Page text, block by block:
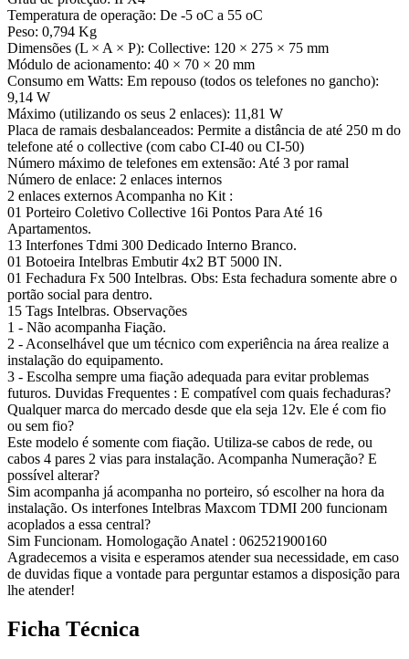
Temperatura de operação: De -5 oC a 55 oC
Peso: 0,794 Kg
Dimensões (L × A × P): Collective: 120 × 275 × 75 mm
Módulo de acionamento: 40 × 70 × 20 mm
Consumo em Watts: Em repouso (todos os telefones no gancho):
9,14 W
Máximo (utilizando os seus 2 enlaces): 11,81 W
Placa de ramais desbalanceados: Permite a distância de até 250 m do
telefone até o collective (com cabo CI-40 ou CI-50)
Número máximo de telefones em extensão: Até 3 por ramal
Número de enlace: 2 enlaces internos
2 enlaces externos Acompanha no Kit :
01 Porteiro Coletivo Collective 16i Pontos Para Até 16
Apartamentos.
13 Interfones Tdmi 300 Dedicado Interno Branco.
01 Botoeira Intelbras Embutir 4x2 BT 5000 IN.
01 Fechadura Fx 500 Intelbras. Obs: Esta fechadura somente abre o
portão social para dentro.
15 Tags Intelbras. Observações
1 - Não acompanha Fiação.
2 - Aconselhável que um técnico com experiência na área realize a
instalação do equipamento.
3 - Escolha sempre uma fiação adequada para evitar problemas
futuros. Duvidas Frequentes : E compatível com quais fechaduras?
Qualquer marca do mercado desde que ela seja 12v. Ele é com fio
ou sem fio?
Este modelo é somente com fiação. Utiliza-se cabos de rede, ou
cabos 4 pares 2 vias para instalação. Acompanha Numeração? E
possível alterar?
Sim acompanha já acompanha no porteiro, só escolher na hora da
instalação. Os interfones Intelbras Maxcom TDMI 200 funcionam
acoplados a essa central?
Sim Funcionam. Homologação Anatel : 062521900160
Agradecemos a visita e esperamos atender sua necessidade, em caso
de duvidas fique a vontade para perguntar estamos a disposição para
lhe atender!
Ficha Técnica